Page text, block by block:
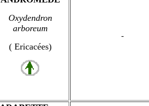
Oxydendron
arboreum
( Ericacées)
-